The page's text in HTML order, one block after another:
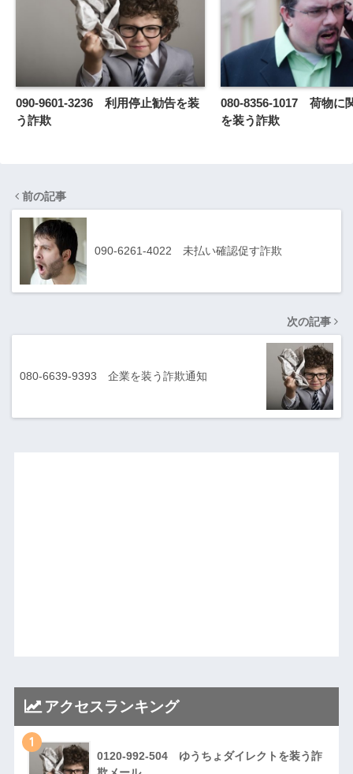
090-9601-3236 利用停止勧告を装
う詐欺
080-8356-1017 荷物に
を装う詐欺
前の記事
090-6261-4022 未払い確認促す詐欺
次の記事
080-6639-9393 企業を装う詐欺通知
アクセスランキング
1
0120-992-504 ゆうちょダイレクトを装う詐